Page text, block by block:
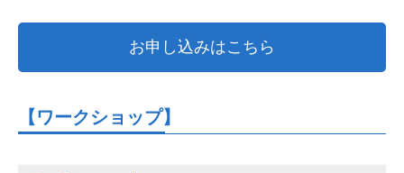
お申し込みはこちら
【ワークショップ】